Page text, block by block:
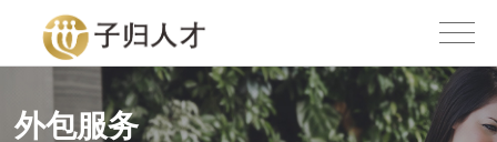
外包服务